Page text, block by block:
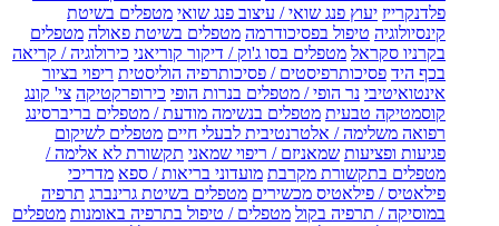
פלדנקרייז יעוץ פנג שואי / עיצוב פנג שואי מטפלים בשיטת
קינסיולוגיה טיפול בפסיכודרמה מטפלים בשיטת פאולה מטפלים
בקרניו סקראל מטפלים בסו ג'וק / דיקור קוריאני כירולוגיה / קריאה
בכף היד פסיכותרפיסטים / פסיכותרפיה הוליסטית ריפוי בציור
אינטואיטיבי נר הופי / מטפלים בנרות הופי כירופרקטיקה צי' קונג
קוסמטיקה טבעית מטפלים בנשימה מודעת / מטפלים בריברסינג
רפואה משלימה / אלטרנטיבית לבעלי חיים מטפלים לשיקום
פגיעות ופציעות שמאניזם / ריפוי שמאני תקשורת לא אלימה /
מטפלים בתקשורת מקרבת מועדוני בריאות / ספא מדריכי
פילאטיס / פילאטיס מכשירים מטפלים בשיטת גרינברג תרפיה
במוסיקה / תרפיה בקול מטפלים / טיפול בתרפיה באומנות מטפלים